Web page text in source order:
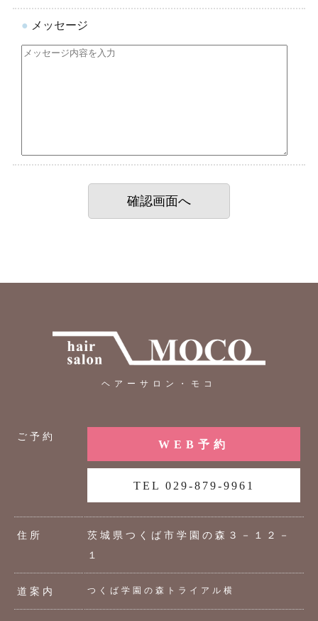
● メッセージ
ヘアーサロン・モコ
ご予約
WEB予約
TEL 029-879-9961
住所
茨城県つくば市学園の森３－１２－
１
道案内 つくば学園の森トライアル横